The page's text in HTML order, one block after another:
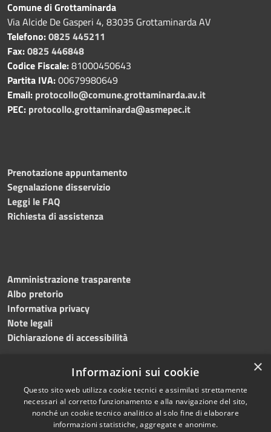
Comune di Grottaminarda
Via Alcide De Gasperi 4, 83035 Grottaminarda AV
Telefono:0825 445211
Fax:0825 446848
Codice Fiscale:81000450643
Partita IVA:00679980649
Email: protocollo@comune.grottaminarda.av.it
PEC: protocollo.grottaminarda@asmepec.it
Prenotazione appuntamento
Segnalazione disservizio
Leggi le FAQ
Richiesta di assistenza
Amministrazione trasparente
Albo pretorio
Informativa privacy
Note legali
Dichiarazione di accessibilità
RSS
Accessibilità
Copyright © 2024 •
Comune diGrottaminarda
• Powered byMunicipium
×
Informazioni sui cookie
Questo sito web utilizza cookie tecnici e assimilati strettamente
necessari al corretto funzionamento e alla navigazione del sito,
nonché un cookie tecnico analitico al solo fine di elaborare
informazioni statistiche, aggregate e anonime.